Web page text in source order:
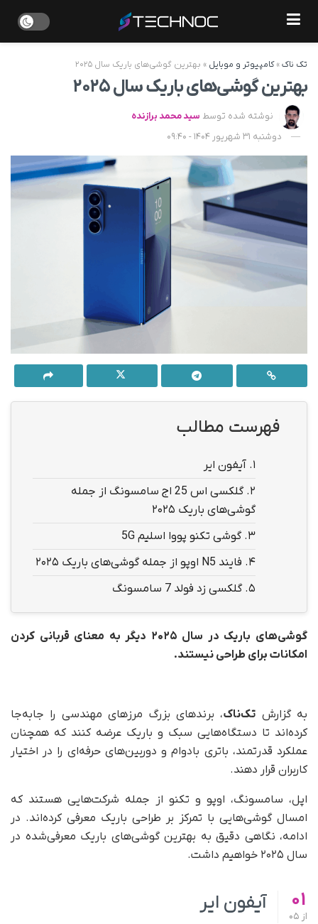
تک ناک»کامپیوتر و موبایل » بهترین گوشی‌های باریک سال ۲۰۲۵
بهترین گوشی‌های باریک سال ۲۰۲۵
نوشته شده توسط سید محمد برازنده
دوشنبه 31 شهریور 1404 - 09:40
فهرست مطالب
1. آیفون ایر
2.
گلکسی اس 25 اج سامسونگ از جمله
گوشی‌های باریک ۲۰۲۵
3. گوشی تکنو پووا اسلیم 5G
4. فایند N5 اوپو از جمله گوشی‌های باریک ۲۰۲۵
5. گلکسی زد فولد 7 سامسونگ
گوشی‌های باریک در سال ۲۰۲۵
دیگر به معنای قربانی‌ کردن
امکانات برای طراحی نیستند.
به گزارش تک‌ناک، برندهای بزرگ مرزهای مهندسی را جابه‌جا
کرده‌اند تا دستگاه‌هایی سبک و باریک عرضه کنند که همچنان
عملکرد قدرتمند، باتری بادوام و دوربین‌های حرفه‌ای را در اختیار
کاربران قرار دهند.
اپل، سامسونگ، اوپو و تکنو از جمله شرکت‌هایی هستند که
امسال گوشی‌هایی با تمرکز بر طراحی باریک معرفی کرده‌اند. در
ادامه، نگاهی دقیق به بهترین گوشی‌های باریک معرفی‌شده در
سال ۲۰۲۵ خواهیم داشت.
01
از
آیفون ایر